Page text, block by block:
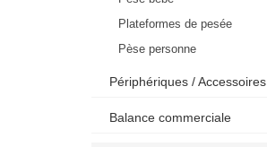
Plateformes de pesée
Pèse personne
Périphériques / Accessoires
Balance commerciale